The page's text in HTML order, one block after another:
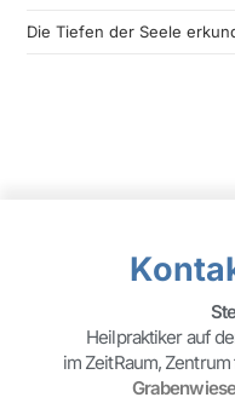
Die Tiefen der Seele
Heilpraktiker auf
im ZeitRaum,